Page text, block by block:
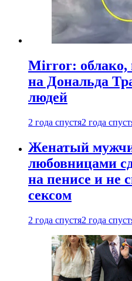
Mirror: облако,
на Дональда
людей
2 года спустя2 года
Женатый
любовницами
на пенисе и не
сексом
2 года спустя2 года